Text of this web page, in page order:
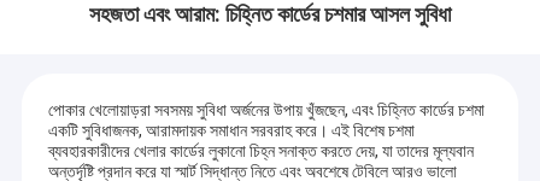
সহজতা এবং আরাম: চিহ্নিত কার্ডের চশমার আসল সুবিধা
পোকার খেলোয়াড়রা সবসময় সুবিধা অর্জনের উপায় খুঁজছেন, এবং চিহ্নিত কার্ডের চশমা
একটি সুবিধাজনক, আরামদায়ক সমাধান সরবরাহ করে। এই বিশেষ চশমা
ব্যবহারকারীদের খেলার কার্ডের লুকানো চিহ্ন সনাক্ত করতে দেয়, যা তাদের মূল্যবান
অন্তর্দৃষ্টি প্রদান করে যা স্মার্ট সিদ্ধান্ত নিতে এবং অবশেষে টেবিলে আরও ভালো